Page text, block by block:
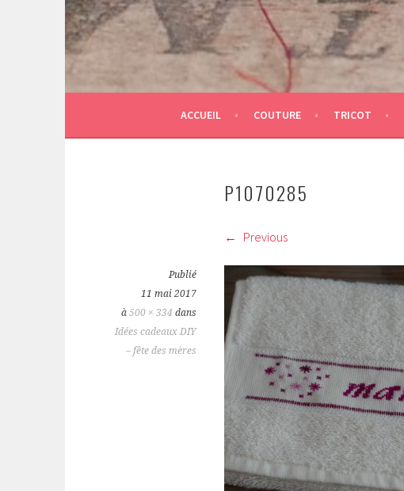
ACCUEIL COUTURE TRICOT
P1070285
Previous
Publié
11 mai 2017
à 500 × 334 dans
Idées cadeaux DIY
– fête des mères